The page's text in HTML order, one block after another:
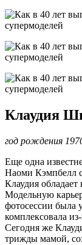
Клаудия
год рождения
Еще одна
Наоми Кэмпбелл
Клаудия
Модельную
фотосессии была
комплексовала
Сегодня же
трижды мамой,